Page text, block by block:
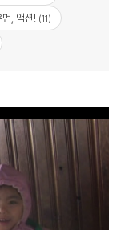
, 액션! (11)